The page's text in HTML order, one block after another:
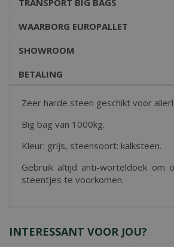
TRANSPORT BIG BAGS
WAARBORG EUROPALLET
SHOWROOM
BETALING
Zeer harde steen geschikt voor
Big bag van 1000kg.
Kleur: grijs, steensoort: kalksteen.
Gebruik altijd anti-worteldoek om
steentjes te voorkomen.
INTERESSANT VOOR JOU?